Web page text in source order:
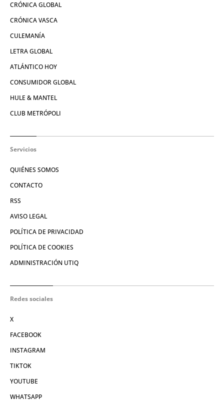
CRÓNICA GLOBAL
CRÓNICA VASCA
CULEMANÍA
LETRA GLOBAL
ATLÁNTICO HOY
CONSUMIDOR GLOBAL
HULE & MANTEL
CLUB METRÓPOLI
Servicios
QUIÉNES SOMOS
CONTACTO
RSS
AVISO LEGAL
POLÍTICA DE PRIVACIDAD
POLÍTICA DE COOKIES
ADMINISTRACIÓN UTIQ
Redes sociales
X
FACEBOOK
INSTAGRAM
TIKTOK
YOUTUBE
WHATSAPP